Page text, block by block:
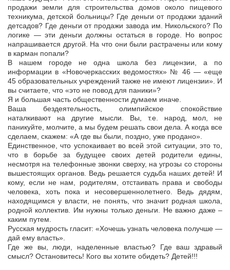
продажи земли для строительства домов около пищевого
техникума, детской больницы? Где деньги от продажи зданий
детсадов? Где деньги от продажи завода им. Никольского? По
логике — эти деньги должны остаться в городе. Но вопрос
напрашивается другой. На что они были растрачены или кому
в карман попали?
В нашем городе не одна школа без лицензии, а по
информации в «Новочеркасских ведомостях» № 46 — «еще
45 образовательных учреждений также не имеют лицензии». И
вы считаете, что «это не повод для паники»?
Я и большая часть общественности думаем иначе.
Ваша бездеятельность, олимпийское спокойствие
наталкивают на другие мысли. Вы, т.е. народ, мол, не
паникуйте, молчите, а мы будем решать свои дела. А когда все
сделаем, скажем: «А где вы были, поздно, уже продано».
Единственное, что успокаивает во всей этой ситуации, это то,
что в борьбе за будущее своих детей родители едины,
несмотря на телефонные звонки сверху, на угрозы со стороны
вышестоящих органов. Ведь решается судьба наших детей! И
кому, если не нам, родителям, отстаивать права и свободы
человека, хоть пока и несовершеннолетнего. Ведь дядям,
находящимся у власти, не понять, что значит родная школа,
родной коллектив. Им нужны только деньги. Не важно даже –
каким путем.
Русская мудрость гласит: «Хочешь узнать человека получше —
дай ему власть».
Где же вы, люди, наделенные властью? Где ваш здравый
смысл? Остановитесь! Кого вы хотите обидеть? Детей!!!